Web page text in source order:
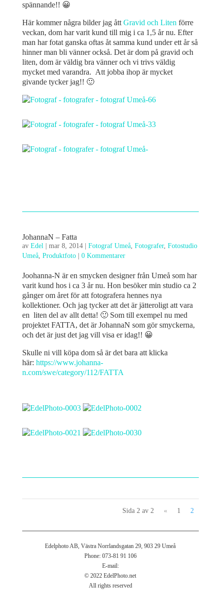
spännande!! 😀
Här kommer några bilder jag ått Gravid och Liten förre
veckan, dom har varit kund till mig i ca 1,5 år nu. Efter
man har fotat ganska oftas åt samma kund under ett år så
hinner man bli vänner också. Det är dom på gravid och
liten, dom är väldig bra vänner och vi trivs väldig
mycket med varandra. Att jobba ihop är mycket
givande tycker jag!! 🙂
JohannaN – Fatta
av Edel| mar 8, 2014| Fotograf Umeå, Fotografer, Fotostudio
Umeå, Produktfoto| 0 Kommentarer
Joohanna-N är en smycken designer från Umeå som har
varit kund hos i ca 3 år nu. Hon besöker min studio ca 2
gånger om året för att fotografera hennes nya
kollektioner. Och jag tycker att det är jätteroligt att vara
en liten del av allt detta! 🙂 Som till exempel nu med
projektet FATTA, det är JohannaN som gör smyckerna,
och det är just det jag vill visa er idag!! 😀
Skulle ni vill köpa dom så är det bara att klicka
här: https://www.johanna-
n.com/swe/category/112/FATTA
Sida 2 av 2 « 1 2
Edelphoto AB, Västra Norrlandsgatan 29, 903 29 Umeå
Phone: 073-81 91 106
E-mail:
© 2022 EdelPhoto.net
All rights reserved